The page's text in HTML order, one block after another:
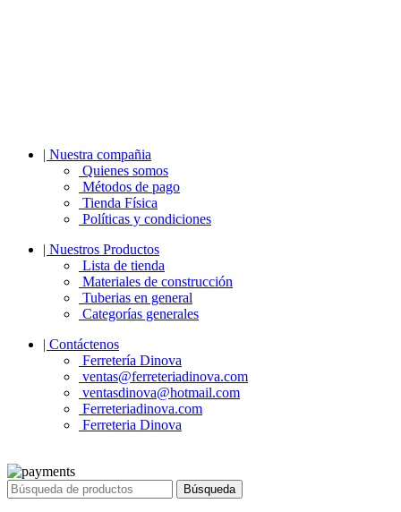
| Nuestra compañia
Quienes somos
Métodos de pago
Tienda Física
Políticas y condiciones
| Nuestros Productos
Lista de tienda
Materiales de construcción
Tuberias en general
Categorías generales
| Contáctenos
Ferretería Dinova
ventas@ferreteriadinova.com
ventasdinova@hotmail.com
Ferreteriadinova.com
Ferreteria Dinova
Búsqueda